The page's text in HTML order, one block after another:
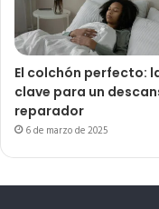
El colchón perfecto:
clave para un
reparador
6 de marzo de 2025